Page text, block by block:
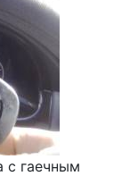
с гаечным